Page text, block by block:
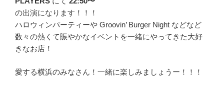
の出演になります！！！
ハロウィンパーティーや Groovin’ Burger Night などなど
数々の熱くて賑やかなイベントを一緒にやってきた大好
きなお店！
愛する横浜のみなさん！一緒に楽しみましょうー！！！